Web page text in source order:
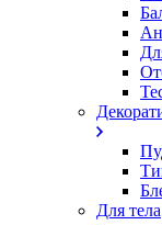
Для тела